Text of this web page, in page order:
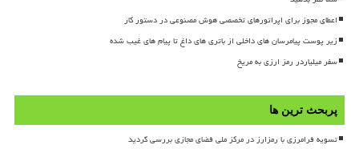
اعطای مجوز برای اپراتورهای تخصصی هوش مصنوعی در دستور کار
زیر پوست پیامرسان های داخلی از باتری های داغ تا پیام های غیب شده
سفر میلیاردر رمز ارزی به مریخ
پربحث ترین ها
تسویه فرامرزی با رمزارز در مرکز ملی فضای مجازی بررسی گردید